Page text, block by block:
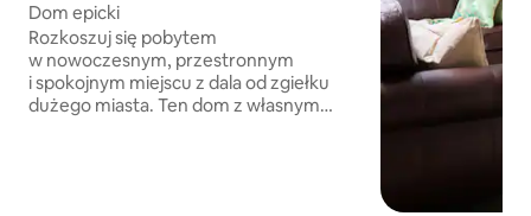
Dom epicki
Rozkoszuj się pobytem
w nowoczesnym, przestronnym
i spokojnym miejscu z dala od zgiełku
dużego miasta. Ten dom z własnym